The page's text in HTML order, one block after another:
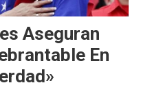
Aseguran
En